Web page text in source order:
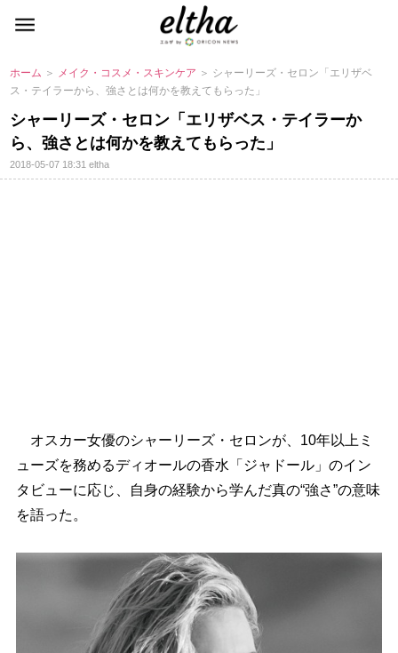
ホーム ＞ メイク・コスメ・スキンケア ＞ シャーリーズ・セロン「エリザベ
ス・テイラーから、強さとは何かを教えてもらった」
シャーリーズ・セロン「エリザベス・テイラーか
ら、強さとは何かを教えてもらった」
2018-05-07 18:31eltha
オスカー女優のシャーリーズ・セロンが、10年以上ミ
ューズを務めるディオールの香水「ジャドール」のイン
タビューに応じ、自身の経験から学んだ真の“強さ”の意味
を語った。